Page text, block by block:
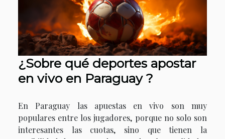
¿Sobre qué deportes apostar
en vivo en Paraguay ?
En Paraguay las apuestas en vivo son muy
populares entre los jugadores, porque no solo son
interesantes las cuotas, sino que tienen la